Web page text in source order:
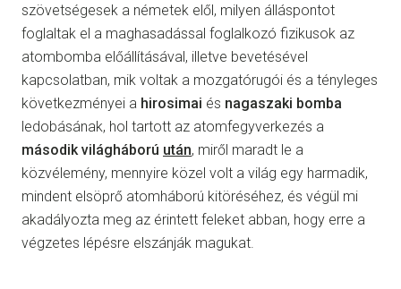
szövetségesek a németek elől, milyen álláspontot
foglaltak el a maghasadással foglalkozó fizikusok az
atombomba előállításával, illetve bevetésével
kapcsolatban, mik voltak a mozgatórugói és a tényleges
következményei a hirosimai és nagaszaki bomba
ledobásának, hol tartott az atomfegyverkezés a
második világháború után, miről maradt le a
közvélemény, mennyire közel volt a világ egy harmadik,
mindent elsöprő atomháború kitöréséhez, és végül mi
akadályozta meg az érintett feleket abban, hogy erre a
végzetes lépésre elszánják magukat.